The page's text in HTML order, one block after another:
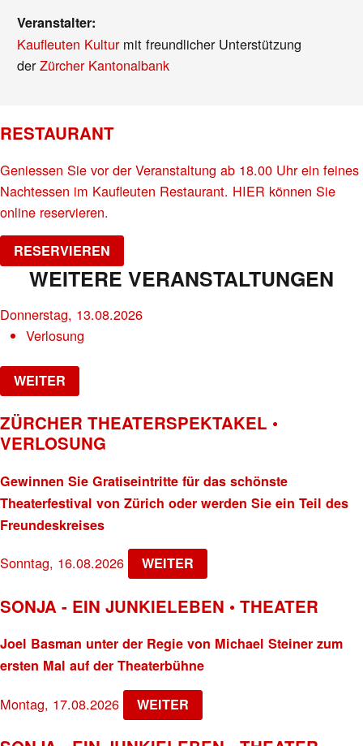
Veranstalter:
Kaufleuten Kulturmit freundlicher Unterstützung
derZürcher Kantonalbank
RESTAURANT
Geniessen Sie vor der Veranstaltung ab 18.00 Uhr ein feines
Nachtessen im Kaufleuten Restaurant. HIER können Sie
online reservieren.
RESERVIEREN
WEITERE VERANSTALTUNGEN
Donnerstag, 13.08.2026
Verlosung
WEITER
ZÜRCHER THEATERSPEKTAKEL •
VERLOSUNG
Gewinnen Sie Gratiseintritte für das schönste
Theaterfestival von Zürich oder werden Sie ein Teil des
Freundeskreises
Sonntag, 16.08.2026 WEITER
SONJA - EIN JUNKIELEBEN • THEATER
Joel Basman unter der Regie von Michael Steiner zum
ersten Mal auf der Theaterbühne
Montag, 17.08.2026 WEITER